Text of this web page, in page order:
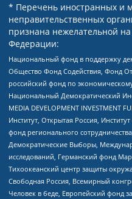
* Перечень иностранных и
неправительственных
признана нежелательной
Федерации:
Национальный фонд в поддержку
Общество Фонд Содействия, Фонд
российский фонд по
Национальный Демократический
MEDIA DEVELOPMENT
Институт, Открытая Россия,
фонд регионального
Демократические Выборы,
исследований, Германский фонд
Тихоокеанский центр защиты
Свободная Россия, Всемирный
Человек в беде, Европейский фонд